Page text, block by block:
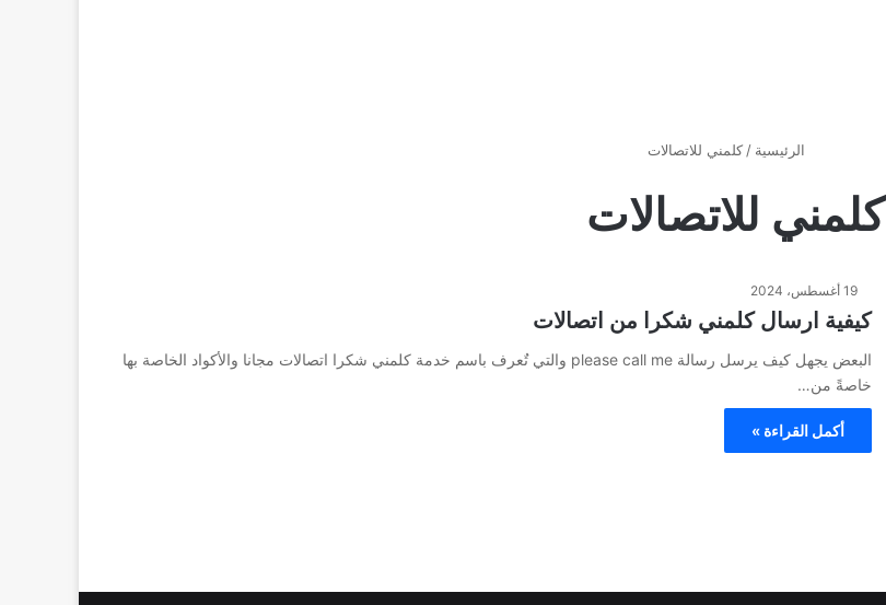
الرئيسية / كلمني للاتصالات
كلمني للاتصالات
19 أغسطس، 2024
كيفية ارسال كلمني شكرا من اتصالات
البعض يجهل كيف يرسل رسالة please call me والتي تٌعرف باسم خدمة كلمني شكرا اتصالات مجانا والأكواد الخاصة بها
خاصةً من…
أكمل القراءة »